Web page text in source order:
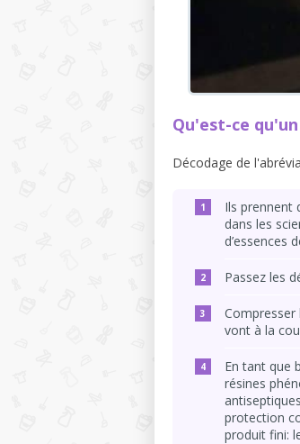
Qu'est-ce
Décodage de
Ils prennent
dans les
d’essences
Passez les
vont à la
En tant que
résines
protection
produit fini: